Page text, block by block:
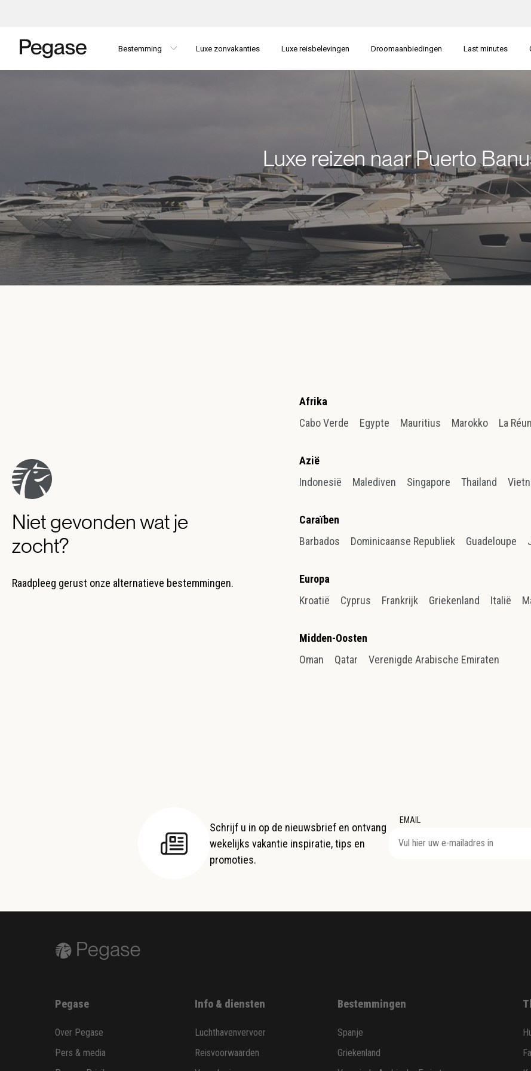
Bestemming Luxe zonvakanties Luxe reisbelevingen Droomaanbiedingen Last minutes
Luxe reizen naar Puerto
Niet gevonden wat je
zocht?
Raadpleeg gerust onze alternatieve bestemmingen.
Afrika
Cabo Verde
Egypte Mauritius Marokko La
Azië
Indonesië
Malediven Singapore Thailand
Caraïben
Barbados
Dominicaanse Republiek Guadeloupe
Europa
Kroatië
Cyprus Frankrijk Griekenland Italië
Midden-Oosten
Oman
Qatar Verenigde Arabische Emiraten
Schrijf u in op de nieuwsbrief en ontvang
wekelijks vakantie inspiratie, tips en
promoties.
EMAIL
Pegase
Over Pegase
Pers & media
Info & diensten
Luchthavenvervoer
Reisvoorwaarden
Bestemmingen
Spanje
Griekenland